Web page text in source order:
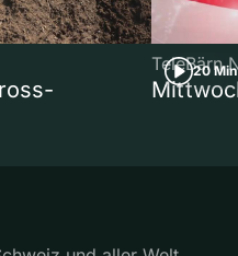
20 Min
TeleBärn